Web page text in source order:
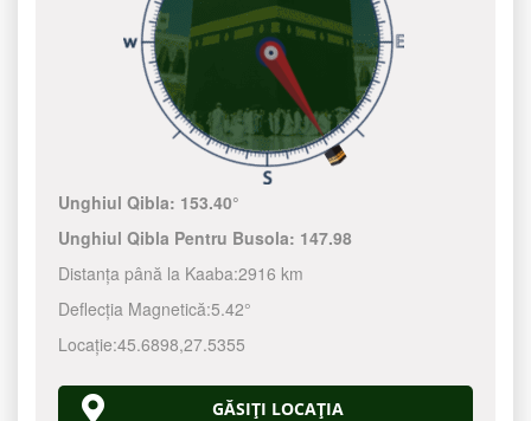
Unghiul Qibla: 153.40°
Unghiul Qibla Pentru Busola: 147.98
Distanța până la Kaaba:2916 km
Deflecția Magnetică:5.42°
Locație:45.6898,27.5355
GĂSIȚI LOCAȚIA